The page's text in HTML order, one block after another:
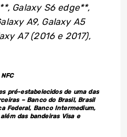
Galaxy S6 edge**,
A9, Galaxy A5
A7 (2016 e 2017),
pré-estabelecidos de uma das
– Banco do Brasil, Brasil
Federal, Banco Intermedium,
das bandeiras Visa e